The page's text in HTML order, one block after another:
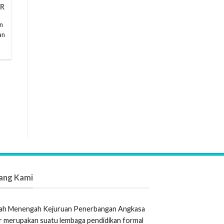
Kami
Menengah Kejuruan Penerbangan Angkasa
merupakan suatu lembaga pendidikan formal